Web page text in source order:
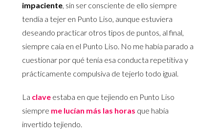
impaciente, sin ser consciente de ello siempre
tendía a tejer en Punto Liso, aunque estuviera
deseando practicar otros tipos de puntos, al final,
siempre caía en el Punto Liso. No me había parado a
cuestionar por qué tenía esa conducta repetitiva y
prácticamente compulsiva de tejerlo todo igual.
La clave estaba en que tejiendo en Punto Liso
siempre me lucían más las horas que había
invertido tejiendo.